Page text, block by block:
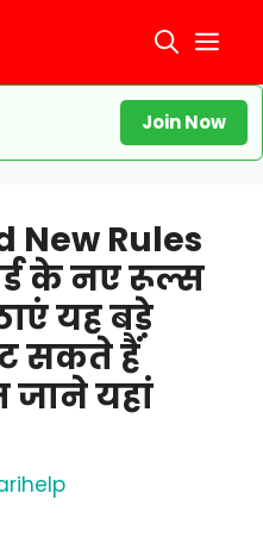
Join Now
New Rules
के नए रूल्स
यह बड़े
सकते हैं
यहां